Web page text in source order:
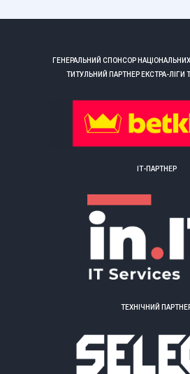
ГЕНЕРАЛЬНИЙ СПОНСОР
ТИТУЛЬНИЙ ПАРТНЕР ЕКСТРА-ЛІГИ
ІТ-ПАРТНЕР
ТЕХНІЧНИЙ